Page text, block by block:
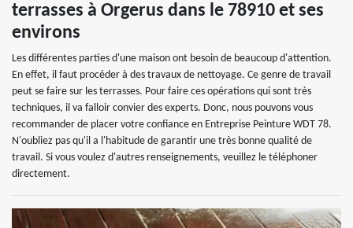
terrasses à Orgerus dans le 78910 et ses
environs
Les différentes parties d'une maison ont besoin de beaucoup d'attention.
En effet, il faut procéder à des travaux de nettoyage. Ce genre de travail
peut se faire sur les terrasses. Pour faire ces opérations qui sont très
techniques, il va falloir convier des experts. Donc, nous pouvons vous
recommander de placer votre confiance en Entreprise Peinture WDT 78.
N'oubliez pas qu'il a l'habitude de garantir une très bonne qualité de
travail. Si vous voulez d'autres renseignements, veuillez le téléphoner
directement.